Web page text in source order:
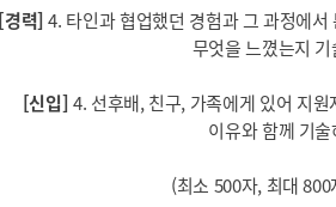
[경력]4. 타인과 협업했던 경험과 그 과정에
무엇을 느꼈는지
[신입]4. 선후배, 친구, 가족에게 있어 지
이유와 함께 기
(최소 500자, 최대